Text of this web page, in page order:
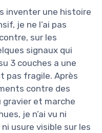
inventer une histoire
je ne l’ai pas
sur les
signaux qui
3 couches a une
pas fragile. Après
contre des
gravier et marche
je n’ai vu ni
usure visible sur les